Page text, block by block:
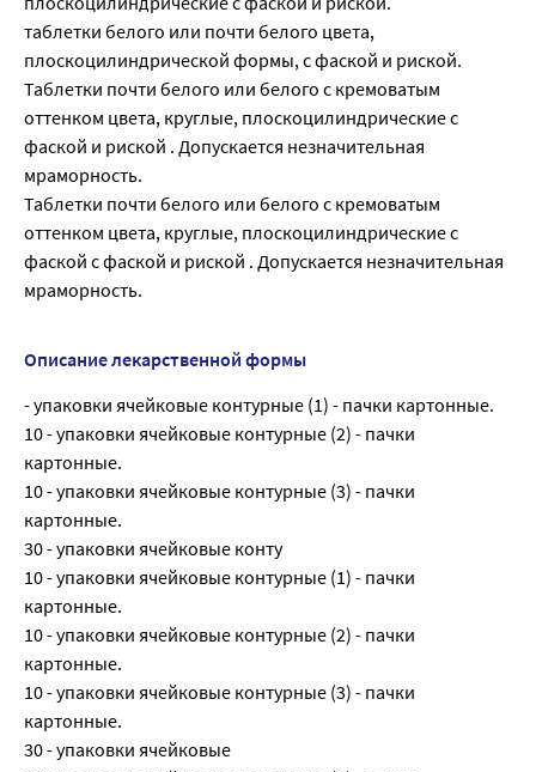
таблетки белого или почти белого цвета,
плоскоцилиндрической формы, с фаской и риской.
Таблетки почти белого или белого с кремоватым
оттенком цвета, круглые, плоскоцилиндрические с
фаской и риской . Допускается незначительная
мраморность.
Таблетки почти белого или белого с кремоватым
оттенком цвета, круглые, плоскоцилиндрические с
фаской с фаской и риской . Допускается незначительная
мраморность.
Описание лекарственной формы
- упаковки ячейковые контурные (1) - пачки картонные.
10 - упаковки ячейковые контурные (2) - пачки
картонные.
10 - упаковки ячейковые контурные (3) - пачки
картонные.
30 - упаковки ячейковые конту
10 - упаковки ячейковые контурные (1) - пачки
картонные.
10 - упаковки ячейковые контурные (2) - пачки
картонные.
10 - упаковки ячейковые контурные (3) - пачки
картонные.
30 - упаковки ячейковые